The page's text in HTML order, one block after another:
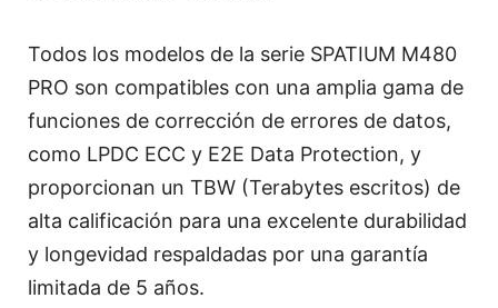
Todos los modelos de la serie SPATIUM M480
PRO son compatibles con una amplia gama de
funciones de corrección de errores de datos,
como LPDC ECC y E2E Data Protection, y
proporcionan un TBW (Terabytes escritos) de
alta calificación para una excelente durabilidad
y longevidad respaldadas por una garantía
limitada de 5 años.